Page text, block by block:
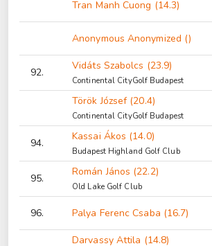
Tran Manh Cuong (14.3)
Anonymous Anonymized ()
92.
Vidáts Szabolcs (23.9)
Continental CityGolf Budapest
Török József (20.4)
Continental CityGolf Budapest
94.
Kassai Ákos (14.0)
Budapest Highland Golf Club
95.
Román János (22.2)
Old Lake Golf Club
96. Palya Ferenc Csaba (16.7)
Darvassy Attila (14.8)